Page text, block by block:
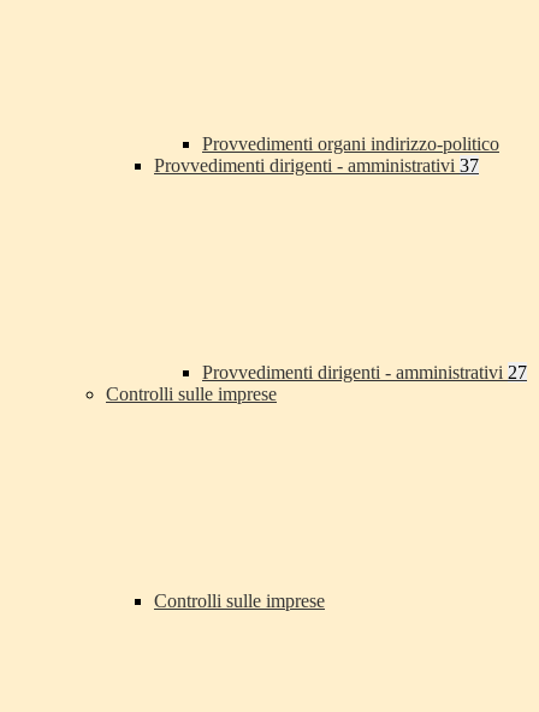
Provvedimenti organi indirizzo-politico
Provvedimenti dirigenti - amministrativi 37
Provvedimenti dirigenti - amministrativi 27
Controlli sulle imprese
Controlli sulle imprese